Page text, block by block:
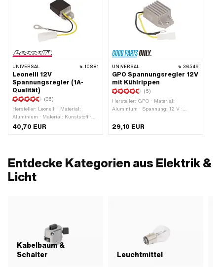
UNIVERSAL 10881
Leonelli 12V
Spannungsregler (1A-
Qualität)
(36)
Hersteller: Leonelli · Material:
Aluminium · Material: Kunststoff ·
Spannung: 12 V · Leistung: 100 W ·
Stromart: Wechselstrom (AC) · Ø
mm · Höhe: 15 mm
40,70 EUR
UNIVERSAL 36549
GPO Spannungsregler 12V
mit Kühlrippen
(5)
Hersteller: GPO · Material:
Aluminium · Spannung: 12 V ·
Befestigungsloch: 6.2 mm ·
Gesamtlänge: 58 mm · Breite: 36
29,10 EUR
Entdecke Kategorien aus Elektrik &
Licht
Kabelbaum &
Schalter
Leuchtmittel